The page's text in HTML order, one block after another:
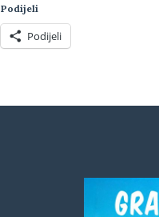
Podijeli
Podijeli